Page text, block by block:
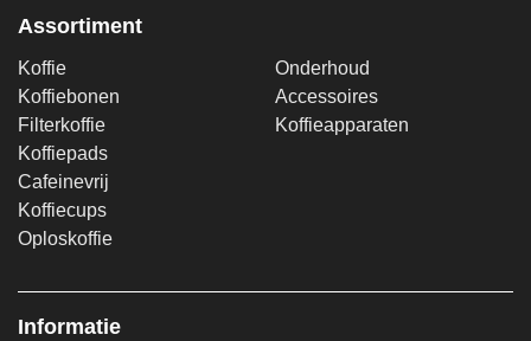
Assortiment
Koffie
Koffiebonen
Filterkoffie
Koffiepads
Cafeinevrij
Koffiecups
Oploskoffie
Onderhoud
Accessoires
Koffieapparaten
Informatie